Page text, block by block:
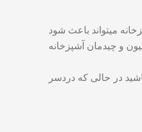
میتواند باعث شود
و چیدمان آشپزخانه
در حالی که دردسر